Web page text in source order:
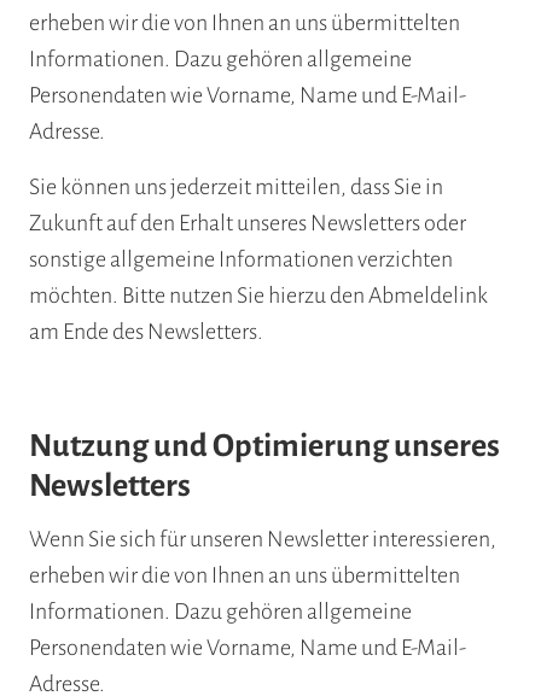
erheben wir die von Ihnen an uns übermittelten
Informationen. Dazu gehören allgemeine
Personendaten wie Vorname, Name und E-Mail-
Adresse.
Sie können uns jederzeit mitteilen, dass Sie in
Zukunft auf den Erhalt unseres Newsletters oder
sonstige allgemeine Informationen verzichten
möchten. Bitte nutzen Sie hierzu den Abmeldelink
am Ende des Newsletters.
Nutzung und Optimierung unseres
Newsletters
Wenn Sie sich für unseren Newsletter interessieren,
erheben wir die von Ihnen an uns übermittelten
Informationen. Dazu gehören allgemeine
Personendaten wie Vorname, Name und E-Mail-
Adresse.